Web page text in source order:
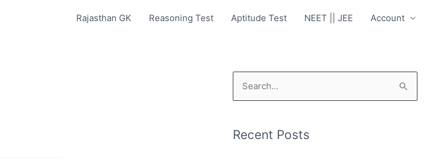
Rajasthan GK Reasoning Test Aptitude Test NEET || JEE Account
rRecent Posts